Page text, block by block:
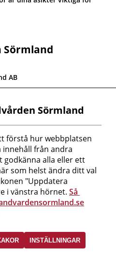
Sörmland
AB
AB
på fakturan!
hittar du här!
medier
Sörmland
förstå hur webbplatsen
innehåll från andra
godkänna alla eller ett
som helst ändra ditt val
"Uppdatera
i vänstra hörnet. Så
INSTÄLLNINGAR